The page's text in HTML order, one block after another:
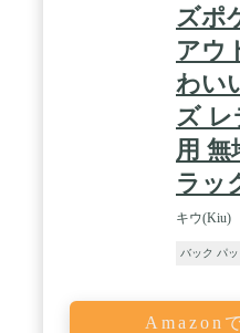
います。 / 【サイズ】
約1kg 容量:約35L / 【
ルマンについて】1900
マンがガソリンランタ
カ国内でのアウトドア
にコールマンブランド
アウトドアリーディン
に愛されています。
ズポ
アウ
わい
ズ
用 無
ラッ
キウ(Kiu)
バック パ
Amazon